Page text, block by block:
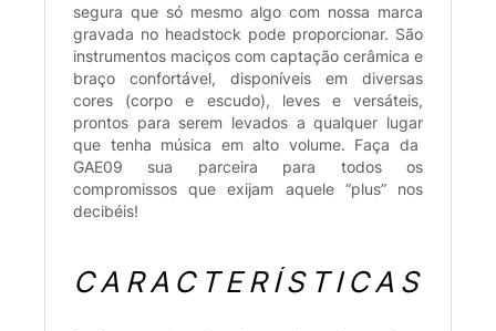
segura que só mesmo algo com nossa marca
gravada no headstock pode proporcionar. São
instrumentos maciços com captação cerâmica e
braço confortável, disponíveis em diversas
cores (corpo e escudo), leves e versáteis,
prontos para serem levados a qualquer lugar
que tenha música em alto volume. Faça da
GAE09 sua parceira para todos os
compromissos que exijam aquele “plus” nos
decibéis!
CARACTERÍSTICAS